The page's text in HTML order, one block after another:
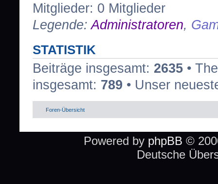
Mitglieder: 0 Mitglieder
Legende:Administratoren,
STATISTIK
Beiträge insgesamt: 2635 •
insgesamt: 789 • Unser
Foren-Übersicht
Powered by phpBB ©
Deutsche